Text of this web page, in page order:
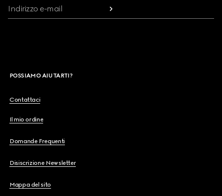
Indirizzo e-mail
POSSIAMO AIUTARTI?
Contattaci
Il mio ordine
Domande Frequenti
Disiscrizione Newsletter
Mappa del sito